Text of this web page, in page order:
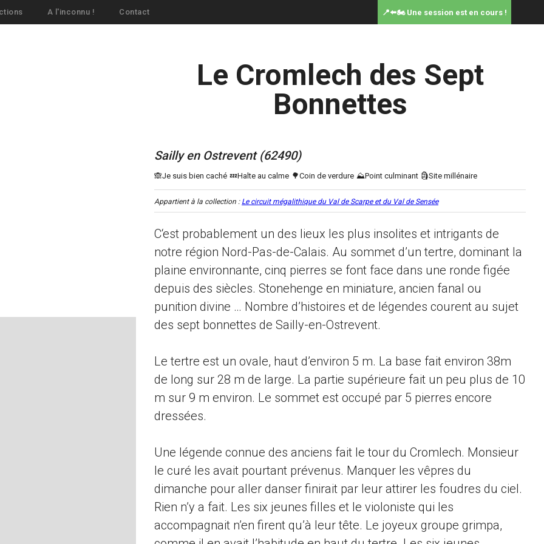
A l'inconnu ! Contact 📍⬅️🏍️ Une session est en cours !
Le Cromlech des Sept
Bonnettes
Sailly en Ostrevent (62490)
Appartient à la collection : Le circuit mégalithique du Val de Scarpe et du Val de Sensée
C‘est probablement un des lieux les plus insolites et intrigants de
notre région Nord-Pas-de-Calais. Au sommet d’un tertre, dominant la
plaine environnante, cinq pierres se font face dans une ronde figée
depuis des siècles. Stonehenge en miniature, ancien fanal ou
punition divine … Nombre d’histoires et de légendes courent au sujet
des sept bonnettes de Sailly-en-Ostrevent.
Le tertre est un ovale, haut d’environ 5 m. La base fait environ 38m
de long sur 28 m de large. La partie supérieure fait un peu plus de 10
m sur 9 m environ. Le sommet est occupé par 5 pierres encore
dressées.
Une légende connue des anciens fait le tour du Cromlech. Monsieur
le curé les avait pourtant prévenus. Manquer les vêpres du
dimanche pour aller danser finirait par leur attirer les foudres du ciel.
Rien n’y a fait. Les six jeunes filles et le violoniste qui les
accompagnait n’en firent qu’à leur tête. Le joyeux groupe grimpa,